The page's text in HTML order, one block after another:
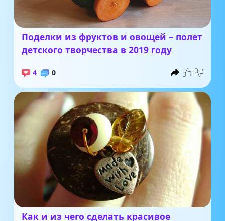
Поделки из фруктов и овощей – полет
детского творчества в 2019 году
4 0
Как и из чего сделать красивое